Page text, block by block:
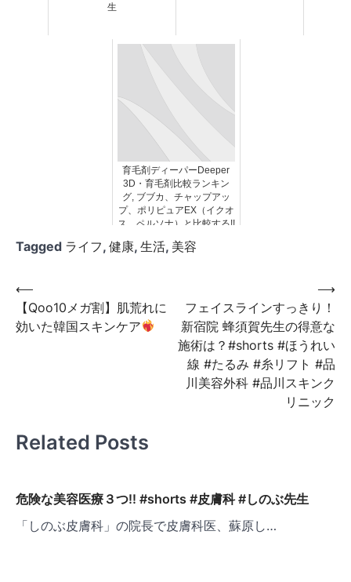
生
育毛剤ディーパーDeeper
3D・育毛剤比較ランキン
グ, ブブカ、チャップアッ
プ、ポリピュアEX（イクオ
ス、ペルソナ）と比較する!!
Tagged ライフ, 健康, 生活, 美容
投
稿
ナ
シ
⟵
【Qoo10メガ割】肌荒れに
効いた韓国スキンケア
フェイスラインすっきり！
新宿院 蜂須賀先生の得意な
施術は？#shorts #ほうれい
線 #たるみ #糸リフト #品
川美容外科 #品川スキンク
リニック
⟶
Related Posts
危険な美容医療３つ!! #shorts #皮膚科 #しのぶ先生
「しのぶ皮膚科」の院長で皮膚科医、蘇原し…